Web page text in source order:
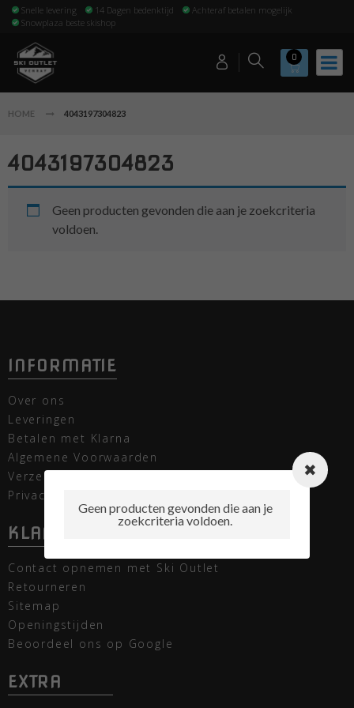
Snelle levering 14 Dagen bedenktijd
Achteraf betalen mogelijk
Snowplaza beste skishop
0
HOME 4043197304823
4043197304823
Geen producten gevonden die aan je zoekcriteria
voldoen.
INFORMATIE
Over ons
Leveringen
Betalen met Klarna
Algemene Voorwaarden
Verzending
Privacy verklaring
KLANTENSERVICE
Contact opnemen met Ski Outlet
Retourneren
Sitemap
Openingstijden
Beoordeel ons op Google
EXTRA
Geen producten gevonden die aan je
zoekcriteria voldoen.